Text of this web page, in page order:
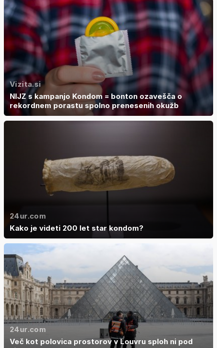
Vizita.si
NIJZ s kampanjo Kondom = bonton ozavešča o
rekordnem porastu spolno prenesenih okužb
24ur.com
Kako je videti 200 let star kondom?
24ur.com
Več kot polovica prostorov v Louvru sploh ni pod